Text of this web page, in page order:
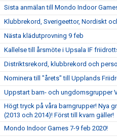
Sista anmälan till Mondo Indoor
Klubbrekord, Sverigeettor, Nordiskt
Nästa klädutprovning 9 feb
Kallelse till årsmöte i Upsala IF
Distriktsrekord, klubbrekord och
Nominera till "årets" till Upplands
Uppstart barn- och ungdomsgrupper
Högt tryck på våra barngrupper! Nya
(2013 och 2014)! Först till kvarn gäller!
Mondo Indoor Games 7-9 feb 2020!